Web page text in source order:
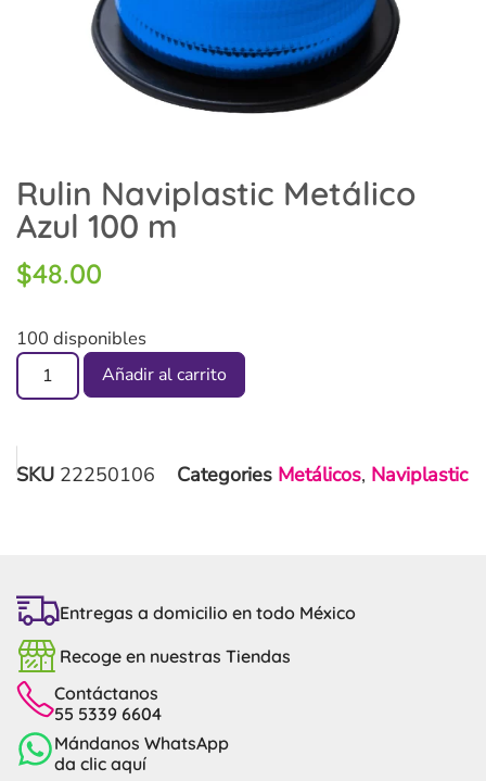
Rulin Naviplastic Metálico
Azul 100 m
$48.00
100 disponibles
Añadir al carrito
SKU 22250106 Categories Metálicos, Naviplastic
Entregas a domicilio en todo México
Recoge en nuestras Tiendas
Contáctanos
55 5339 6604
Mándanos WhatsApp
da clic aquí